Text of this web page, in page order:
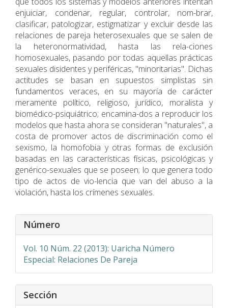
enjuiciar, condenar, regular, controlar, nom-brar,
clasificar, patologizar, estigmatizar y excluir desde las
relaciones de pareja heterosexuales que se salen de
la heteronormatividad, hasta las rela-ciones
homosexuales, pasando por todas aquellas prácticas
sexuales disidentes y periféricas, "minoritarias". Dichas
actitudes se basan en supuestos simplistas sin
fundamentos veraces, en su mayorí­a de carácter
meramente político, religioso, jurídico, moralista y
biomédico-psiquiátrico; encamina-dos a reproducir los
modelos que hasta ahora se consideran "naturales", a
costa de promover actos de discriminación como el
sexismo, la homofobia y otras formas de exclusión
basadas en las características fí­sicas, psicológicas y
genérico-sexuales que se poseen; lo que genera todo
tipo de actos de vio-lencia que van del abuso a la
violación, hasta los crí­menes sexuales.
Detalles
del
Número
Vol. 10 Núm. 22 (2013): Uaricha Número
Especial: Relaciones De Pareja
Sección